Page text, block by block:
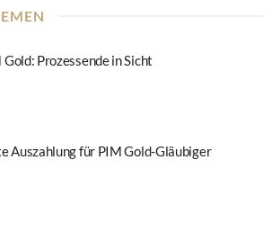
Gold: Prozessende in Sicht
Auszahlung für PIM Gold-Gläubiger